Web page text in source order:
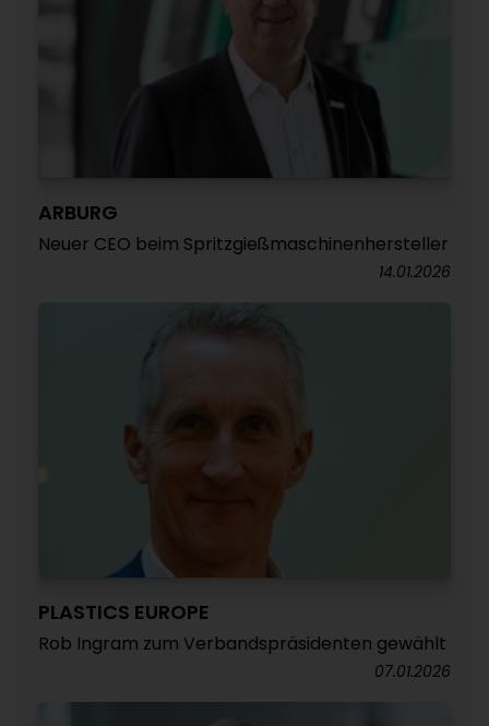
ARBURG
Neuer CEO beim Spritzgießmaschinenhersteller
14.01.2026
PLASTICS EUROPE
Rob Ingram zum Verbandspräsidenten gewählt
07.01.2026